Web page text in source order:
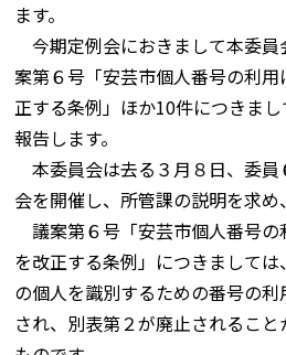
ます。
今期定例会におきまして本委
案第６号「安芸市個人番号の利
正する条例」ほか10件につきま
報告します。
本委員会は去る３月８日、委員
会を開催し、所管課の説明を求め
議案第６号「安芸市個人番号
を改正する条例」につきまして
の個人を識別するための番号の
され、別表第２が廃止されるこ